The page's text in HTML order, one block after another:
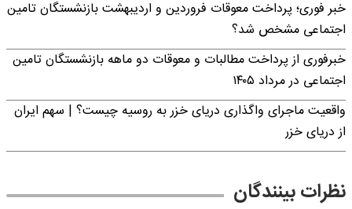
خبر فوری؛ پرداخت معوقات فروردین و اردیبهشت بازنشستگان تامین
اجتماعی مشخص شد؟
خبرفوری از پرداخت مطالبات و معوقات دو ماهه بازنشستگان تامین
اجتماعی در مرداد ۱۴۰۵
واقعیت ماجرای واگذاری دریای خزر به روسیه چیست؟ | سهم ایران
از دریای خزر
نظرات بینندگان